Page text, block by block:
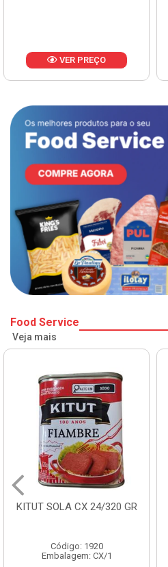
VER PREÇO
Food Service
Veja mais
KITUT SOLA CX 24/320 GR
Código: 1920
Embalagem: CX/1